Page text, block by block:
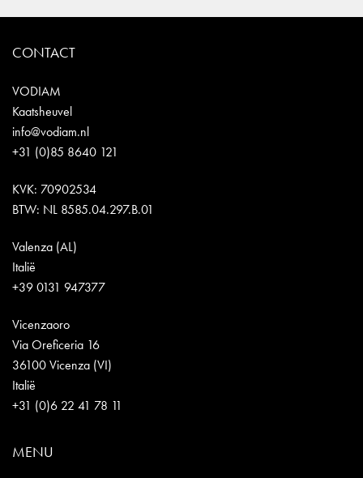
CONTACT
VODIAM
Kaatsheuvel
info@vodiam.nl
+31 (0)85 8640 121
KVK: 70902534
BTW: NL 8585.04.297.B.01
Valenza (AL)
Italië
+39 0131 947377
Vicenzaoro
Via Oreficeria 16
36100 Vicenza (VI)
Italië
+31 (0)6 22 41 78 11
MENU